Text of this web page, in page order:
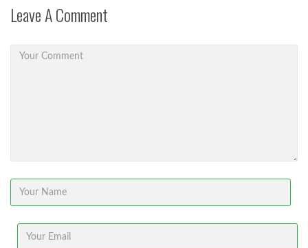
Leave A Comment